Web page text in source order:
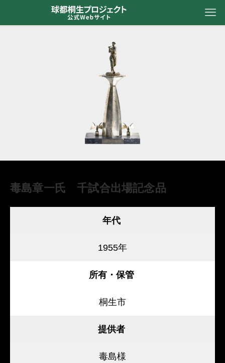
毒島章一氏 千試合出場記念品
年代
1955年
所有・保管
桐生市
提供者
毒島様